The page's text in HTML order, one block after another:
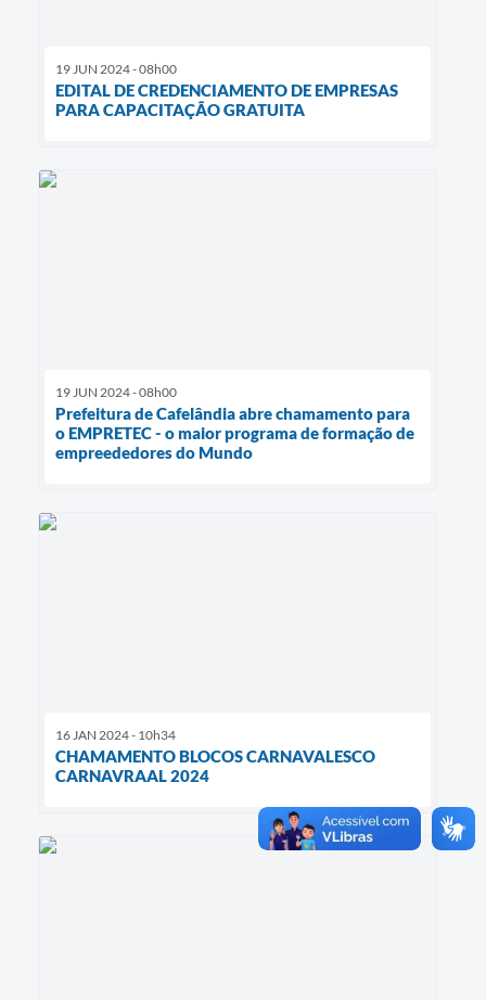
19 JUN 2024 - 08h00
EDITAL DE CREDENCIAMENTO DE EMPRESAS
PARA CAPACITAÇÃO GRATUITA
19 JUN 2024 - 08h00
Prefeitura de Cafelândia abre chamamento para
o EMPRETEC - o maior programa de formação de
empreededores do Mundo
16 JAN 2024 - 10h34
CHAMAMENTO BLOCOS CARNAVALESCO
CARNAVRAAL 2024